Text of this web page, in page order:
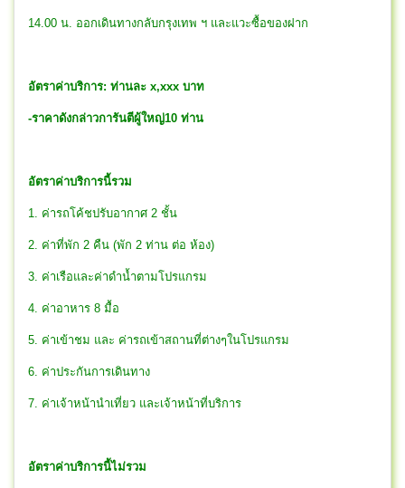
14.00 น. ออกเดินทางกลับกรุงเทพ ฯ และแวะซื้อของฝาก
อัตราค่าบริการ: ท่านละ x,xxx บาท
-ราคาดังกล่าวการันตีผู้ใหญ่10 ท่าน
อัตราค่าบริการนี้รวม
1. ค่ารถโค้ชปรับอากาศ 2 ชั้น
2. ค่าที่พัก 2 คืน (พัก 2 ท่าน ต่อ ห้อง)
3. ค่าเรือและค่าดำน้ำตามโปรแกรม
4. ค่าอาหาร 8 มื้อ
5. ค่าเข้าชม และ ค่ารถเข้าสถานที่ต่างๆในโปรแกรม
6. ค่าประกันการเดินทาง
7. ค่าเจ้าหน้านำเที่ยว และเจ้าหน้าที่บริการ
อัตราค่าบริการนี้ไม่รวม